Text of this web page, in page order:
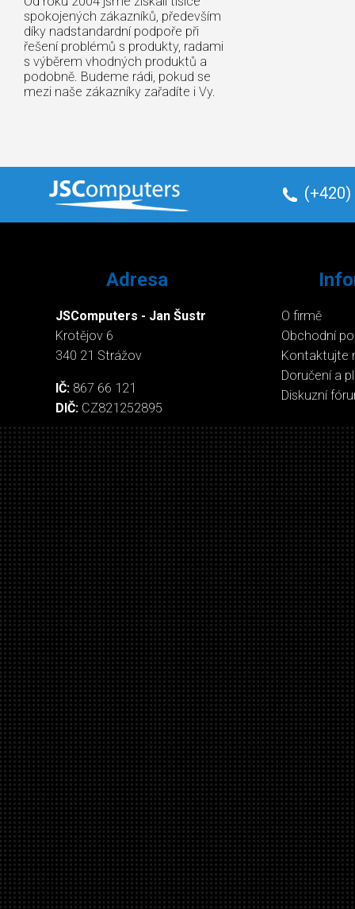
spokojených zákazníků, především
díky nadstandardní podpoře při
řešení problémů s produkty, radami
s výběrem vhodných produktů a
podobně. Budeme rádi, pokud se
mezi naše zákazníky zařadíte i Vy.
(+420)
Adresa
JSComputers - Jan Šustr
Krotějov 6
340 21 Strážov
IČ: 867 66 121
DIČ: CZ821252895
O firmě
Obchodní
Kontaktujte
Doručení a
Diskuzní